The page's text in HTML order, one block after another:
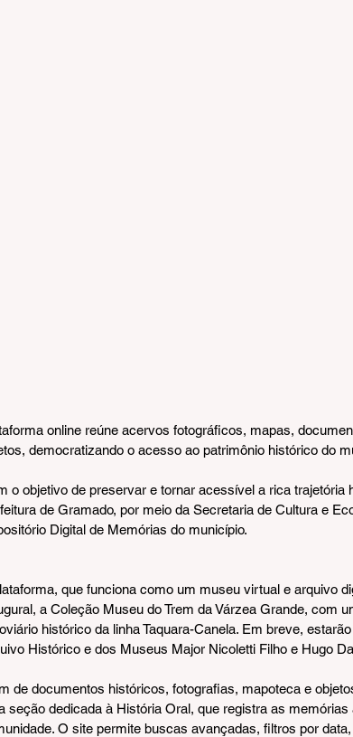
online reúne acervos fotográficos, mapas,
democratizando o acesso ao patrimônio histórico do
o objetivo de preservar e tornar acessível a rica trajetória
de Gramado, por meio da Secretaria de Cultura e
Digital de Memórias do município.
que funciona como um museu virtual e arquivo
a Coleção Museu do Trem da Várzea Grande, com
histórico da linha Taquara-Canela. Em breve,
Histórico e dos Museus Major Nicoletti Filho e Hugo
de documentos históricos, fotografias, mapoteca e
seção dedicada à História Oral, que registra as
O site permite buscas avançadas, filtros por